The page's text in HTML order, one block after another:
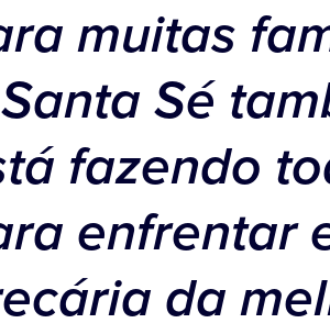
muitas
Sé
fazendo
enfrentar
da